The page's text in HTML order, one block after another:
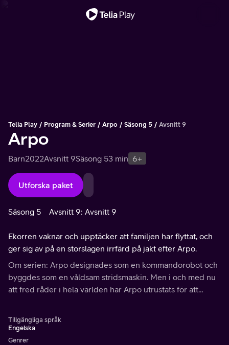
Telia Play Program & Serier Arpo Säsong 5 Avsnitt 9
Arpo
Barn2022Avsnitt 9Säsong 53 min 6+
Utforska paket
Säsong 5 Avsnitt 9: Avsnitt 9
Ekorren vaknar och upptäcker att familjen har flyttat, och
ger sig av på en storslagen irrfärd på jakt efter Arpo.
Om serien: Arpo designades som en kommandorobot och
byggdes som en våldsam stridsmaskin. Men i och med nu
att fred råder i hela världen har Arpo utrustats för att
Tillgängliga språk
Engelska
Genrer